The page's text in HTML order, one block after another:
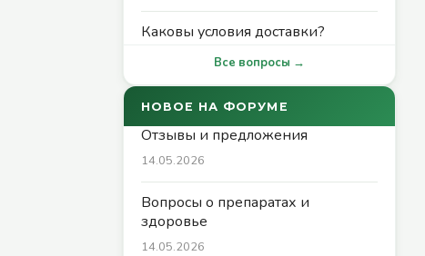
Каковы условия доставки?
Все вопросы →
НОВОЕ НА ФОРУМЕ
Отзывы и предложения
14.05.2026
Вопросы о препаратах и
здоровье
14.05.2026